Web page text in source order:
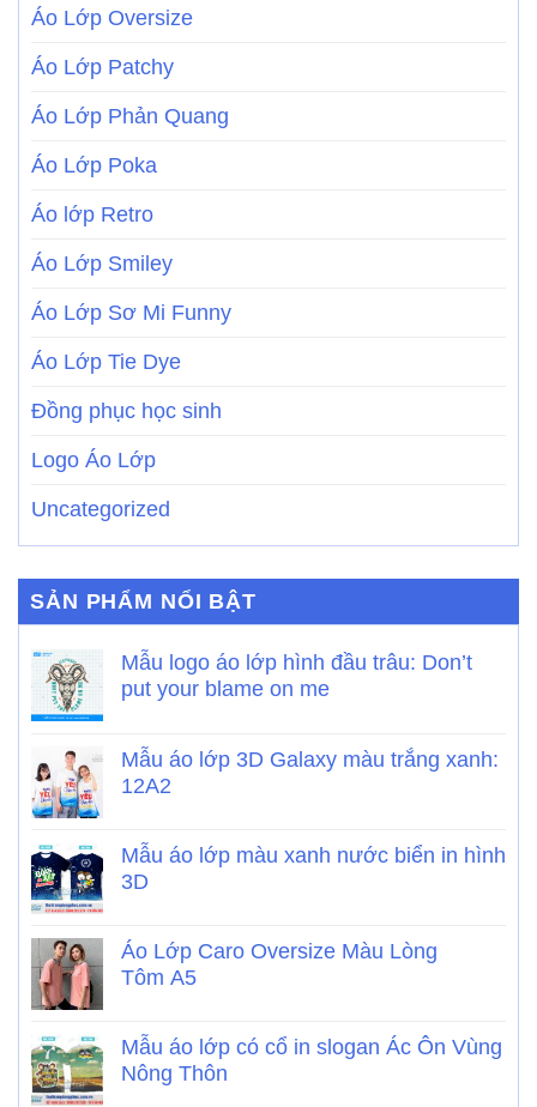
Áo Lớp Oversize
Áo Lớp Patchy
Áo Lớp Phản Quang
Áo Lớp Poka
Áo lớp Retro
Áo Lớp Smiley
Áo Lớp Sơ Mi Funny
Áo Lớp Tie Dye
Đồng phục học sinh
Logo Áo Lớp
Uncategorized
SẢN PHẨM NỔI BẬT
Mẫu logo áo lớp hình đầu trâu: Don’t
put your blame on me
Mẫu áo lớp 3D Galaxy màu trắng xanh:
12A2
Mẫu áo lớp màu xanh nước biển in hình
3D
Áo Lớp Caro Oversize Màu Lòng
Tôm A5
Mẫu áo lớp có cổ in slogan Ác Ôn Vùng
Nông Thôn